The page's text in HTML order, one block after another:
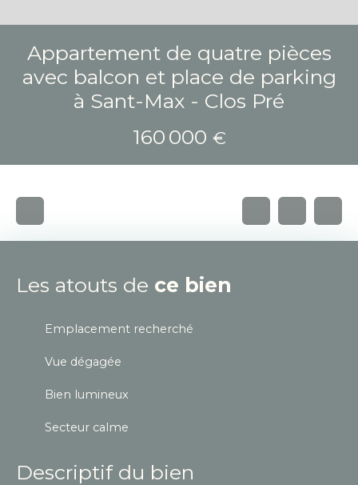
Appartement de quatre pièces
avec balcon et place de parking
à Sant-Max - Clos Pré
160 000 €
Les atouts de ce bien
Emplacement recherché
Vue dégagée
Bien lumineux
Secteur calme
Descriptif du bien